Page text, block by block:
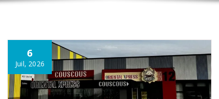
6
Juil, 2026